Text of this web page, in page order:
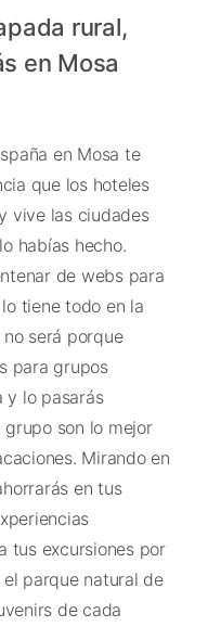
rural,
en Mosa
en Mosa te
que los hoteles
vive las ciudades
habías hecho.
de webs para
tiene todo en la
será porque
para grupos
y lo pasarás
son lo mejor
Mirando en
en tus
tus excursiones por
parque natural de
de cada